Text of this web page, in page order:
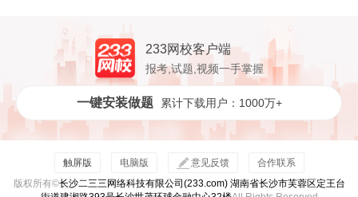
233网校客户端
报考,试题,视频一手掌握
一键安装做题 累计下载用户：1000万+
触屏版 电脑版 意见反馈
合作联系
版权所有©长沙二三三网络科技有限公司(233.com) 湖南省长沙市芙蓉区定王台